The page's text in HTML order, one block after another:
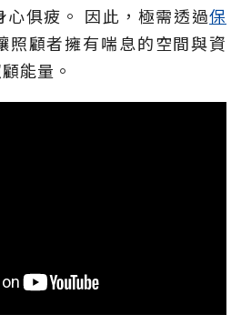
俱疲。 因此，極需透過保
照顧者擁有喘息的空間與資
能量。